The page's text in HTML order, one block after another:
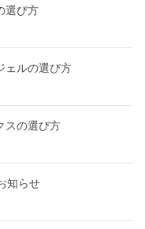
選び方
ェルの選び方
スの選び方
知らせ